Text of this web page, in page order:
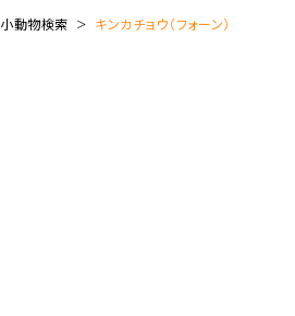
小動物検索 キンカチョウ（フォーン）